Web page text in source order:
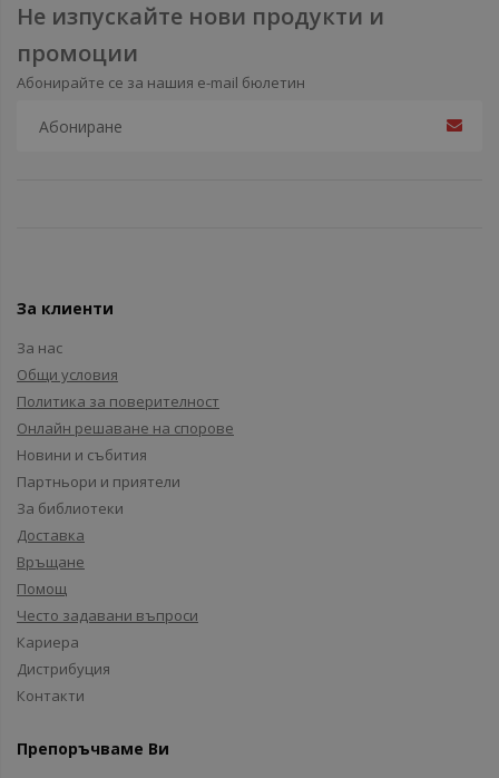
Не изпускайте нови продукти и
промоции
Абонирайте се за нашия e-mail бюлетин
За клиенти
За нас
Общи условия
Политика за поверителност
Онлайн решаване на спорове
Новини и събития
Партньори и приятели
За библиотеки
Доставка
Връщане
Помощ
Често задавани въпроси
Кариера
Дистрибуция
Контакти
Препоръчваме Ви